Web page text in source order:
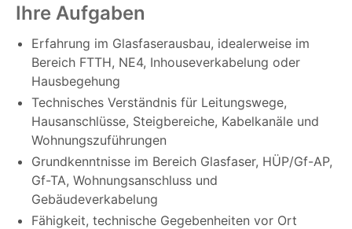
Ihre Aufgaben
Erfahrung im Glasfaserausbau, idealerweise im
Bereich FTTH, NE4, Inhouseverkabelung oder
Hausbegehung
Technisches Verständnis für Leitungswege,
Hausanschlüsse, Steigbereiche, Kabelkanäle und
Wohnungszuführungen
Grundkenntnisse im Bereich Glasfaser, HÜP/Gf-AP,
Gf-TA, Wohnungsanschluss und
Gebäudeverkabelung
Fähigkeit, technische Gegebenheiten vor Ort